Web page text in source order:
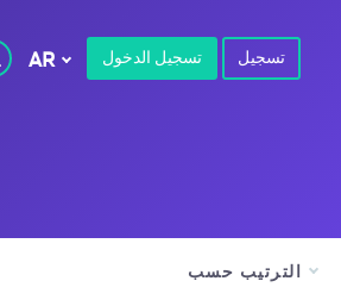
AR تسجيل الدخول تسجيل
الترتيب حسب